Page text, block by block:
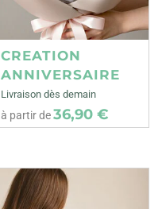
CREATION
ANNIVERSAIRE
Livraison dès demain
à partir de36,90 €